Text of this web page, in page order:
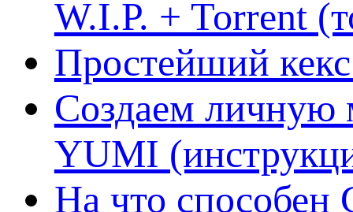
W.I.P. + Torrent
Простейший кекс
Создаем личную
YUMI
На что способен